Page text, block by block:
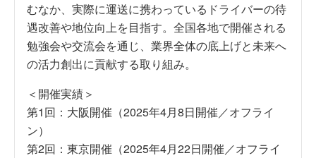
むなか、実際に運送に携わっているドライバーの待
遇改善や地位向上を目指す。全国各地で開催される
勉強会や交流会を通じ、業界全体の底上げと未来へ
の活力創出に貢献する取り組み。
＜開催実績＞
第1回：大阪開催（2025年4月8日開催／オフライ
ン）
第2回：東京開催（2025年4月22日開催／オフライ